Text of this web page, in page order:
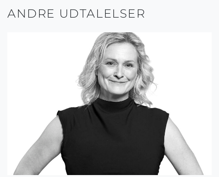
ANDRE UDTALELSER